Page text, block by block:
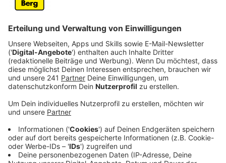
Sauerland. Da, wo seit einigen Jahren das große
Anzeige
Anzeige
Heinrich Bökamp ist seit über 35 Jahren Bauingenieur,
er ist Präsident derIngenieurkammer-Bau NRW, hat an